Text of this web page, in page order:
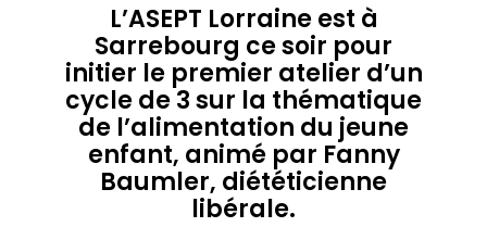
L’ASEPT Lorraineest à
Sarrebourg ce soir pour
initier le premier atelier d’un
cycle de 3 sur la thématique
de l’alimentation du jeune
enfant, animé par Fanny
Baumler, diététicienne
libérale.